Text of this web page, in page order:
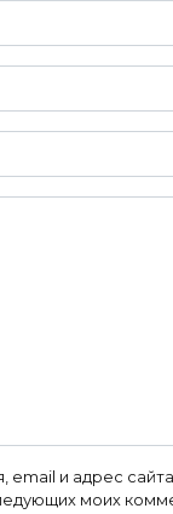
email и адрес
моих